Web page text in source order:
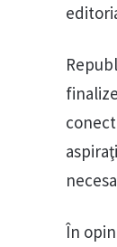
În